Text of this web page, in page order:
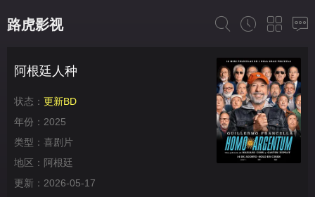
路虎影视
阿根廷人种
状态： 更新BD
年份： 2025
类型： 喜剧片
地区： 阿根廷
更新： 2026-05-17